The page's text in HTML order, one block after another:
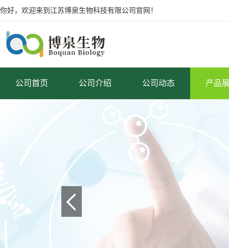
你好，欢迎来到江苏博泉生物科技有限公司官网！
公司首页 公司介绍 公司动态 产品